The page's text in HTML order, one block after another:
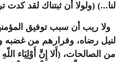
لنا...) (ولولا أن ثبتناك لقد كدت
ولا ريب أن سبب توفيق
لنيل رضاه، وفرارهم من غضبه
من الصالحات، (أَلا إِنَّ أَوْلِيَاء